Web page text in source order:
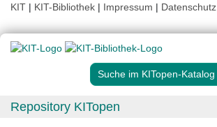
KIT | KIT-Bibliothek | Impressum | Datenschutz
Suche im KITopen-Katalog
Repository KITopen